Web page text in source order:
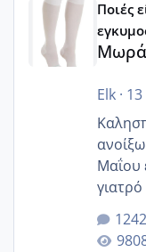
Ποιές
Elk·
Μαΐου εγώ είμαι 9 εβδ σήμερα πήγα
καμιά